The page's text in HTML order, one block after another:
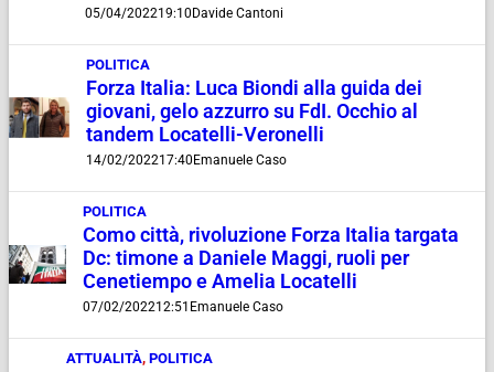
05/04/202219:10Davide Cantoni
POLITICA
Forza Italia: Luca Biondi alla guida dei
giovani, gelo azzurro su FdI. Occhio al
tandem Locatelli-Veronelli
14/02/202217:40Emanuele Caso
POLITICA
Como città, rivoluzione Forza Italia targata
Dc: timone a Daniele Maggi, ruoli per
Cenetiempo e Amelia Locatelli
07/02/202212:51 Emanuele Caso
ATTUALITÀ,POLITICA